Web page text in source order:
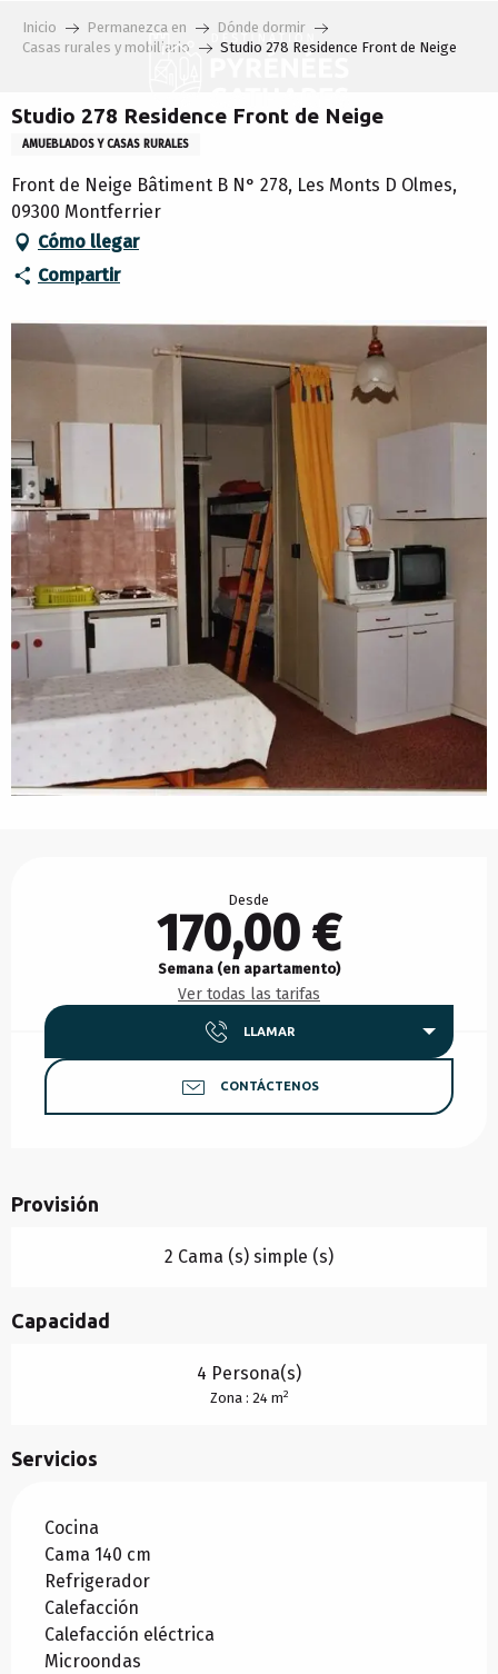
Inicio Permanezca en
Dónde dormir
Casas rurales y mobiliario
Studio 278 Residence Front de Neige
Studio 278 Residence Front de Neige
AMUEBLADOS Y CASAS RURALES
Front de Neige Bâtiment B N° 278, Les Monts D Olmes,
09300 Montferrier
Cómo llegar
Compartir
Desde
170,00 €
Semana (en apartamento)
Ver todas las tarifas
LLAMAR
CONTÁCTENOS
Provisión
2 Cama (s) simple (s)
Capacidad
4 Persona(s)
Zona : 24 m2
Servicios
Cocina
Cama 140 cm
Refrigerador
Calefacción
Calefacción eléctrica
Microondas